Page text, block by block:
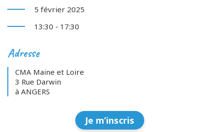
5 février 2025
13:30 - 17:30
Adresse
CMA Maine et Loire
3 Rue Darwin
à ANGERS
Je m’inscris